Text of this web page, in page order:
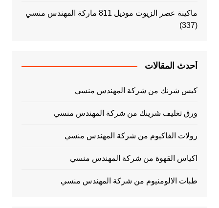
ماكينة عصر الزيوت موديل 811 ماركة المهندس منسي
(337)
أحدث المقالات
كيس شرنك من شركة المهندس منسي
ورق تغليف شرينك من شركة المهندس منسي
رولات الفاكيوم من شركة المهندس منسي
اكياس القهوة من شركة المهندس منسي
طبات الالومنيوم من شركة المهندس منسي